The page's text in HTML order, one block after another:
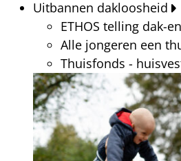
Uitbannen dakloosheid
ETHOS telling dak-
Alle jongeren een
Thuisfonds -